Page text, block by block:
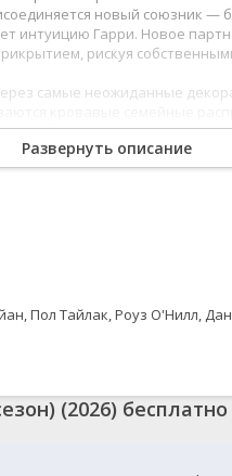
Спорт
Триллеры
Ужасы
Фэнтези
Новинки кино
новый союзник —
интуицию Гарри. Новое
рискуя
самые неожиданные
Гарри предстоит
Пятый сезон
которое не отпускает до
Развернуть описание
Пол Тайлак, Роуз О'Нилл,
(2026) бесплатно